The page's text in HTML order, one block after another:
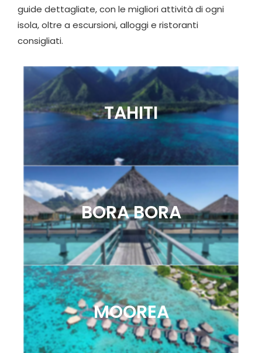
guide dettagliate, con le migliori attività di ogni
isola, oltre a escursioni, alloggi e ristoranti
consigliati.
TAHITI
BORA BORA
MOOREA